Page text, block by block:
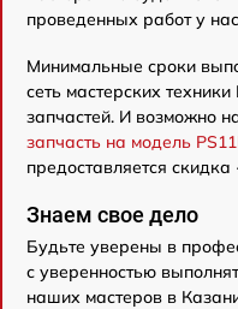
проведенных работ у
Минимальные сроки
сеть мастерских
запчастей. И возможно
запчасть на модель
предоставляется скидка
Знаем свое дело
Будьте уверены в
с уверенностью
наших мастеров в